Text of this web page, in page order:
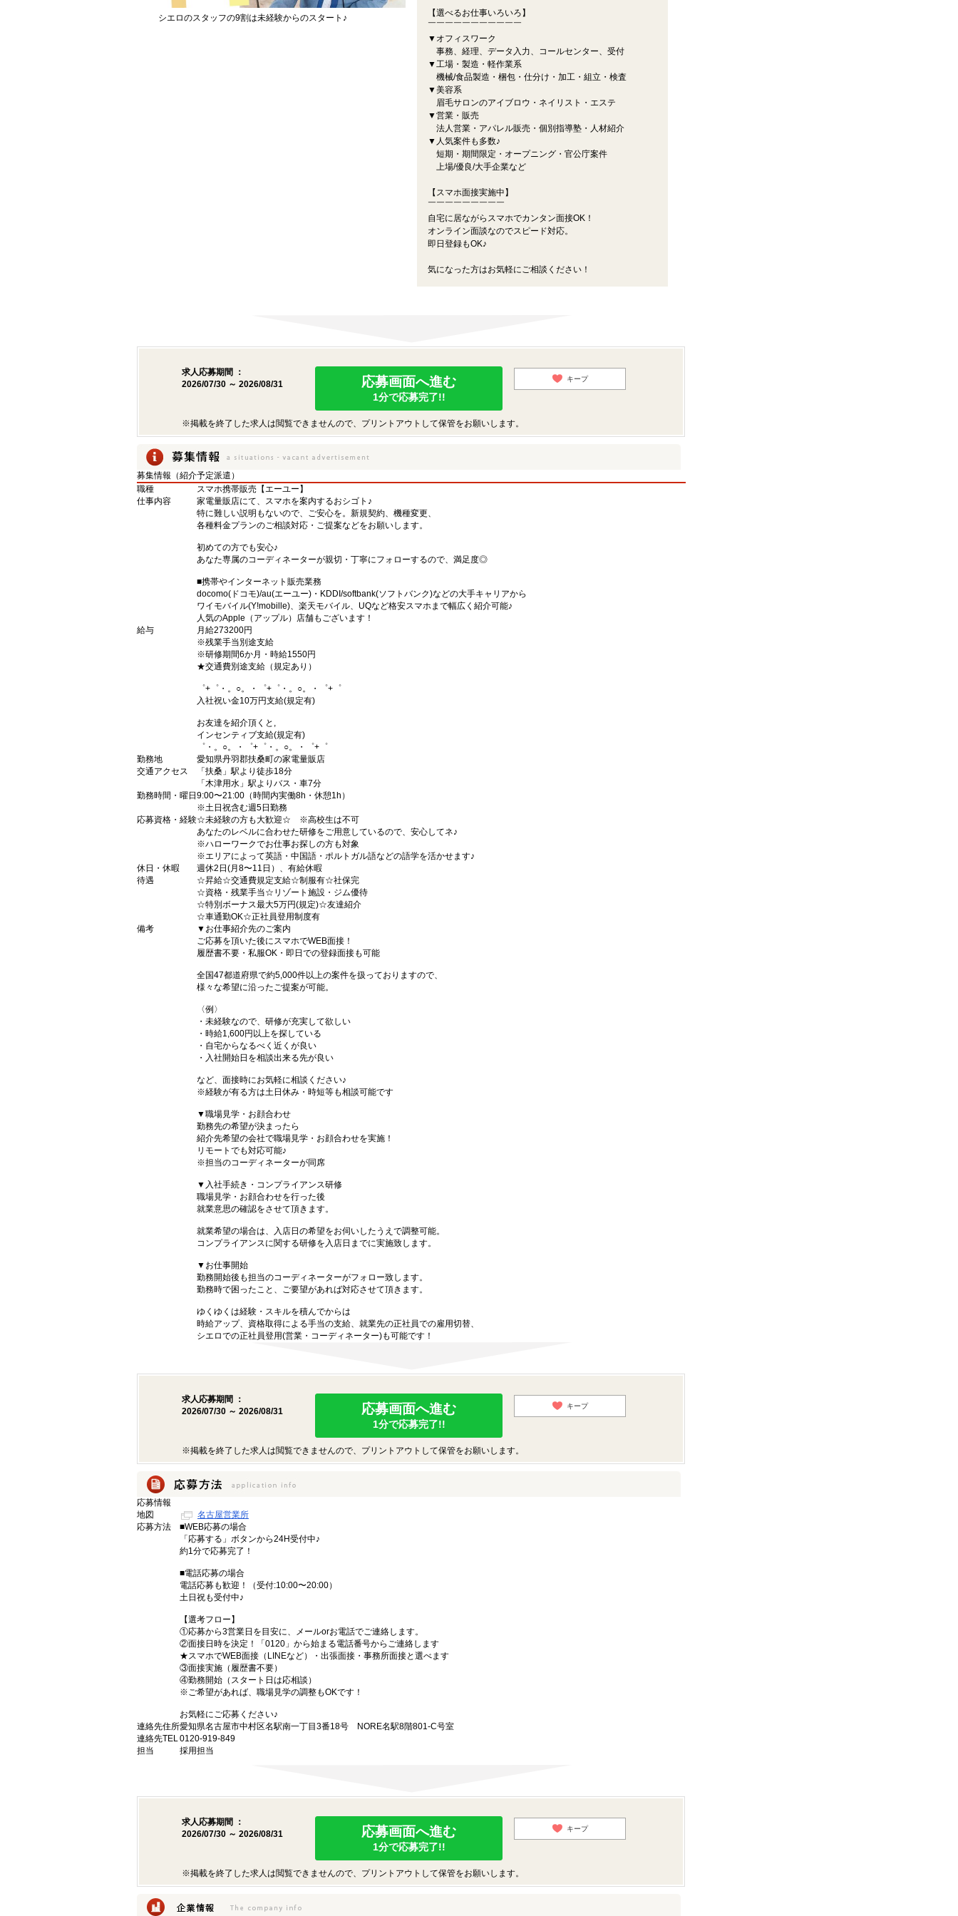
シエロのスタッフの9割は未経験からのスタート♪
【選べるお仕事いろいろ】
￣￣￣￣￣￣￣￣￣￣￣
▼オフィスワーク
事務、経理、データ入力、コールセンター、受付
▼工場・製造・軽作業系
機械/食品製造・梱包・仕分け・加工・組立・検査
▼美容系
眉毛サロンのアイブロウ・ネイリスト・エステ
▼営業・販売
法人営業・アパレル販売・個別指導塾・人材紹介
▼人気案件も多数♪
短期・期間限定・オープニング・官公庁案件
上場/優良/大手企業など
【スマホ面接実施中】
￣￣￣￣￣￣￣￣￣
自宅に居ながらスマホでカンタン面接OK！
オンライン面談なのでスピード対応。
即日登録もOK♪
気になった方はお気軽にご相談ください！
求人応募期間 ：
2026/07/30 ～ 2026/08/31
応募画面へ進む
1分で応募完了!!
キープ
※掲載を終了した求人は閲覧できませんので、プリントアウトして保管をお願いします。
募集情報（紹介予定派遣）
職種
スマホ携帯販売【エーユー】
仕事内容
家電量販店にて、スマホを案内するおシゴト♪
特に難しい説明もないので、ご安心を。新規契約、機種変更、
各種料金プランのご相談対応・ご提案などをお願いします。
初めての方でも安心♪
あなた専属のコーディネーターが親切・丁寧にフォローするので、満足度◎
■携帯やインターネット販売業務
docomo(ドコモ)/au(エーユー)・KDDI/softbank(ソフトバンク)などの大手キャリアから
ワイモバイル(Y!mobille)、楽天モバイル、UQなど格安スマホまで幅広く紹介可能♪
人気のApple（アップル）店舗もございます！
給与
月給273200円
※残業手当別途支給
※研修期間6か月・時給1550円
★交通費別途支給（規定あり）
゜+゜・。○。・゜+゜・。○。・゜+゜
入社祝い金10万円支給(規定有)
お友達を紹介頂くと,
インセンティブ支給(規定有)
゜・。○。・゜+゜・。○。・゜+゜
勤務地
愛知県丹羽郡扶桑町の家電量販店
交通アクセス
「扶桑」駅より徒歩18分
「木津用水」駅よりバス・車7分
勤務時間・曜日 9:00〜21:00（時間内実働8h・休憩1h）
※土日祝含む週5日勤務
応募資格・経験☆未経験の方も大歓迎☆ ※高校生は不可
あなたのレベルに合わせた研修をご用意しているので、安心してネ♪
※ハローワークでお仕事お探しの方も対象
※エリアによって英語・中国語・ポルトガル語などの語学を活かせます♪
休日・休暇
週休2日(月8〜11日）、有給休暇
待遇
☆昇給☆交通費規定支給☆制服有☆社保完
☆資格・残業手当☆リゾート施設・ジム優待
☆特別ボーナス最大5万円(規定)☆友達紹介
☆車通勤OK☆正社員登用制度有
備考
▼お仕事紹介先のご案内
ご応募を頂いた後にスマホでWEB面接！
履歴書不要・私服OK・即日での登録面接も可能
全国47都道府県で約5,000件以上の案件を扱っておりますので、
様々な希望に沿ったご提案が可能。
〈例〉
・未経験なので、研修が充実して欲しい
・時給1,600円以上を探している
・自宅からなるべく近くが良い
・入社開始日を相談出来る先が良い
など、面接時にお気軽に相談ください♪
※経験が有る方は土日休み・時短等も相談可能です
▼職場見学・お顔合わせ
勤務先の希望が決まったら
紹介先希望の会社で職場見学・お顔合わせを実施！
リモートでも対応可能♪
※担当のコーディネーターが同席
▼入社手続き・コンプライアンス研修
職場見学・お顔合わせを行った後
就業意思の確認をさせて頂きます。
就業希望の場合は、入店日の希望をお伺いしたうえで調整可能。
コンプライアンスに関する研修を入店日までに実施致します。
▼お仕事開始
勤務開始後も担当のコーディネーターがフォロー致します。
勤務時で困ったこと、ご要望があれば対応させて頂きます。
ゆくゆくは経験・スキルを積んでからは
時給アップ、資格取得による手当の支給、就業先の正社員での雇用切替、
シエロでの正社員登用(営業・コーディネーター)も可能です！
求人応募期間 ：
2026/07/30 ～ 2026/08/31
応募画面へ進む
1分で応募完了!!
キープ
※掲載を終了した求人は閲覧できませんので、プリントアウトして保管をお願いします。
応募情報
地図
名古屋営業所
応募方法
■WEB応募の場合
「応募する」ボタンから24H受付中♪
約1分で応募完了！
■電話応募の場合
電話応募も歓迎！（受付:10:00〜20:00）
土日祝も受付中♪
【選考フロー】
①応募から3営業日を目安に、メールorお電話でご連絡します。
②面接日時を決定！「0120」から始まる電話番号からご連絡します
★スマホでWEB面接（LINEなど）・出張面接・事務所面接と選べます
③面接実施（履歴書不要）
④勤務開始（スタート日は応相談）
※ご希望があれば、職場見学の調整もOKです！
お気軽にご応募ください♪
連絡先住所愛知県名古屋市中村区名駅南一丁目3番18号 NORE名駅8階801-C号室
連絡先TEL0120-919-849
担当
採用担当
求人応募期間 ：
2026/07/30 ～ 2026/08/31
応募画面へ進む
1分で応募完了!!
キープ
※掲載を終了した求人は閲覧できませんので、プリントアウトして保管をお願いします。